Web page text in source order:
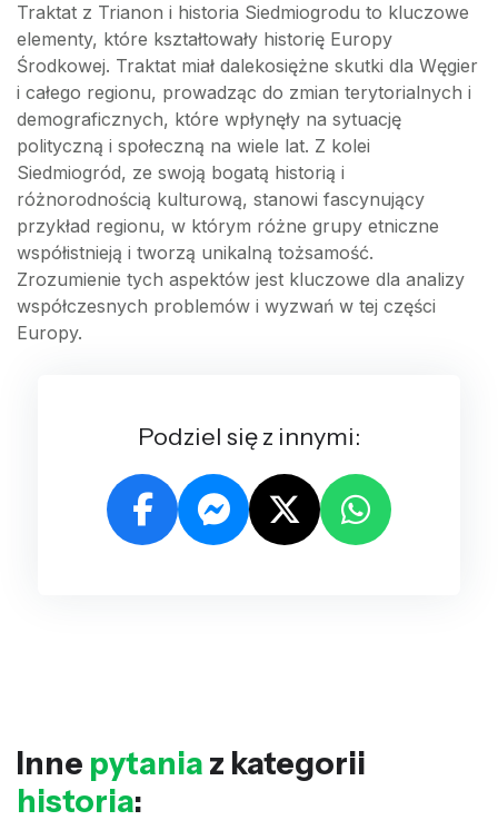
Traktat z Trianon i historia Siedmiogrodu to kluczowe
elementy, które kształtowały historię Europy
Środkowej. Traktat miał dalekosiężne skutki dla Węgier
i całego regionu, prowadząc do zmian terytorialnych i
demograficznych, które wpłynęły na sytuację
polityczną i społeczną na wiele lat. Z kolei
Siedmiogród, ze swoją bogatą historią i
różnorodnością kulturową, stanowi fascynujący
przykład regionu, w którym różne grupy etniczne
współistnieją i tworzą unikalną tożsamość.
Zrozumienie tych aspektów jest kluczowe dla analizy
współczesnych problemów i wyzwań w tej części
Europy.
Podziel się z innymi:
Inne pytania z kategorii
historia: